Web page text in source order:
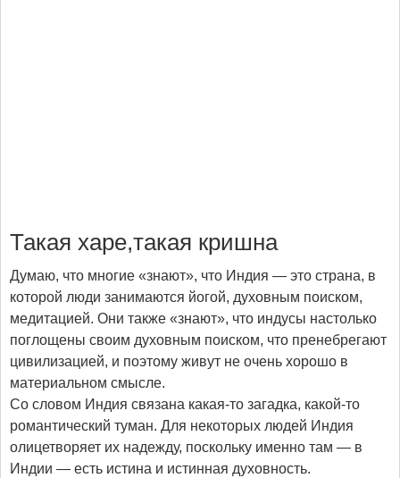
Такая харе,такая кришна
Думаю, что многие «знают», что Индия — это страна, в
которой люди занимаются йогой, духовным поиском,
медитацией. Они также «знают», что индусы настолько
поглощены своим духовным поиском, что пренебрегают
цивилизацией, и поэтому живут не очень хорошо в
материальном смысле.
Со словом Индия связана какая-то загадка, какой-то
романтический туман. Для некоторых людей Индия
олицетворяет их надежду, поскольку именно там — в
Индии — есть истина и истинная духовность.